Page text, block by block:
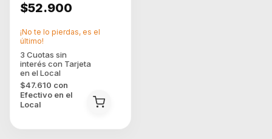
$52.900
$47.610 con
Efectivo en el
Local
¡No te lo pierdas, es el
último!